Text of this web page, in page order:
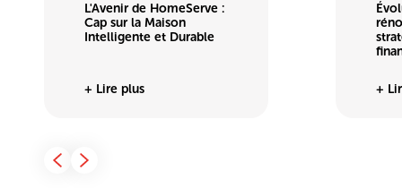
L'Avenir de HomeServe :
Cap sur la Maison
Intelligente et Durable
+ Lire plus +